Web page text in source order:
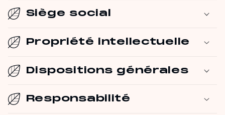
Siège social
Propriété intellectuelle
Dispositions générales
Responsabilité